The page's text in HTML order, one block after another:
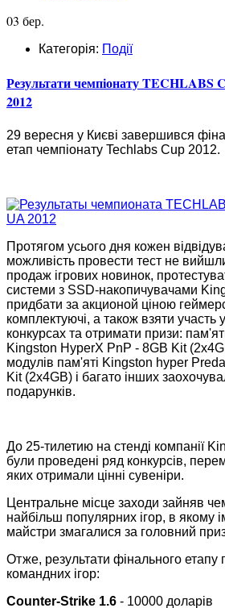
03 бер.
Категорія: Події
Результати чемпіонату TECHLABS
2012
29 вересня у Києві завершився
етап чемпіонату Techlabs Cup 2012.
Протягом усього дня кожен
можливість провести тест не
продаж ігрових новинок,
системи з SSD-накопичувачами
придбати за акционой ціною
комплектуючі, а також взяти участь у
конкурсах та отримати призи:
Kingston HyperX PnP - 8GB Kit
модулів пам'яті Kingston hyper
Kit (2x4GB) і багато інших
подарунків.
До 25-тилетию на стенді компанії
були проведені ряд конкурсів,
яких отримали цінні сувеніри.
Центральне місце заходи зайняв
найбільш популярних ігор, в якому
майстри змагалися за головний
Отже, результати фінального етапу
командних ігор:
Counter-Strike 1.6 - 10000 доларів